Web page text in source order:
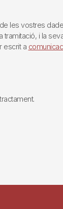
vostres
i la
escrit a